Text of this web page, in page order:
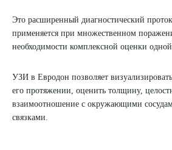
Пользовательское соглашение
ДМС
Филиалы
ЗАКАЗАТЬ
Это расширенный диагностический
применяется при множественном
необходимости комплексной оценки одной
УЗИ в Евродон позволяет
его протяжении, оценить толщину,
взаимоотношение с окружающими
связками.